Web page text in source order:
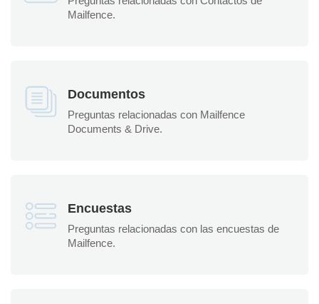
Mailfence.
Documentos
Preguntas relacionadas con Mailfence
Documents & Drive.
Encuestas
Preguntas relacionadas con las encuestas de
Mailfence.